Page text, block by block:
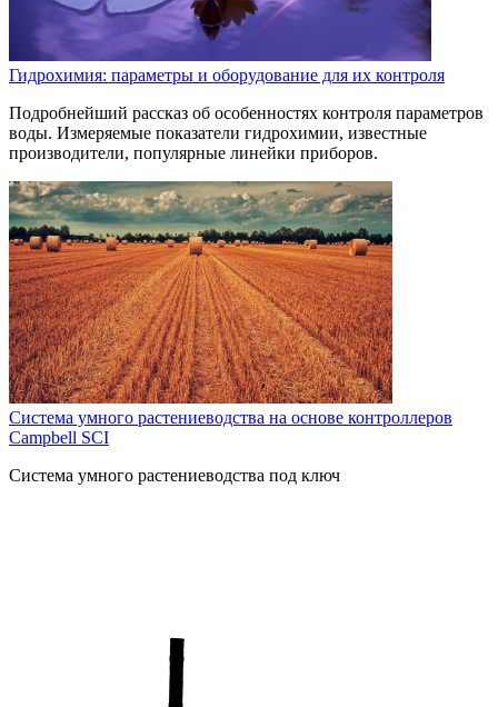
Гидрохимия: параметры и оборудование для их контроля
Подробнейший рассказ об особенностях контроля параметров
воды. Измеряемые показатели гидрохимии, известные
производители, популярные линейки приборов.
Система умного растениеводства на основе контроллеров
Campbell SCI
Система умного растениеводства под ключ